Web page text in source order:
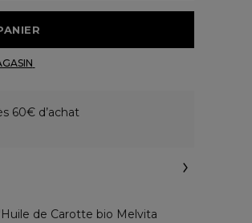
60€ d’achat
de Carotte bio Melvita